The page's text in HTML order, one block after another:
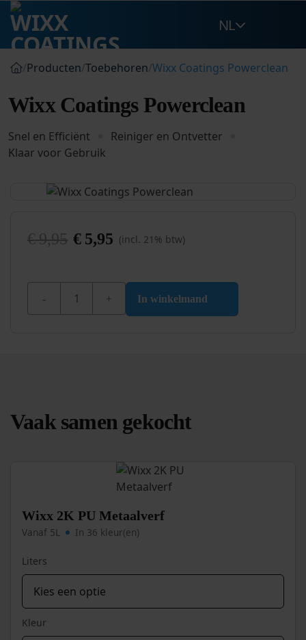
Ga
naar
inhoud
NL
/Producten/Toebehoren/Wixx Coatings Powerclean
Wixx Coatings Powerclean
Snel en Efficiënt
Reiniger en Ontvetter
Klaar voor Gebruik
€9,95
Oorspronkelijke
was:
€ 9,95.
€5,95
Huidige
is:
€ 5,95.
(incl. 21% btw)
Wixx Coatings Powerclean aantal
In winkelmand
Vaak samen gekocht
Wixx 2K PU Metaalverf
Vanaf 5L In 36 kleur(en)
Liters
Kleur